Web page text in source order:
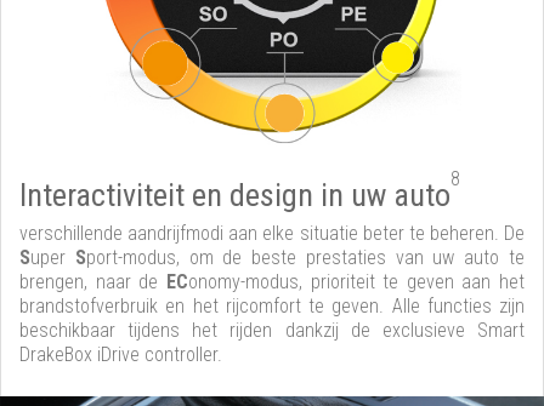
Interactiviteit en design in uw auto8
verschillende aandrijfmodi aan elke situatie beter te beheren. De
Super Sport-modus, om de beste prestaties van uw auto te
brengen, naar de EConomy-modus, prioriteit te geven aan het
brandstofverbruik en het rijcomfort te geven. Alle functies zijn
beschikbaar tijdens het rijden dankzij de exclusieve Smart
DrakeBox iDrive controller.